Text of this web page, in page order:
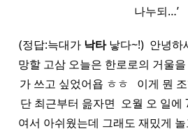
나누되…’
(정답:늑대가 낙타낳다~!) ​ 안녕하
망할 고삼 오늘은 한로로의 거울
가 쓰고 싶었어욥 ㅎㅎ ​ ​ 이게 뭔
단 최근부터 읊자면 ​ 오월 오 일에
여서 아쉬웠는데 그래도 재밌게